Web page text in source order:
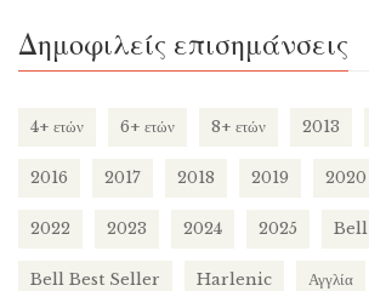
Δημοφιλείς επισημάνσεις
4+ ετών 6+ ετών 8+ ετών 2013
2016 2017 2018 2019 2020
2022 2023 2024 2025 Bell
Bell Best Seller Harlenic Αγγλία